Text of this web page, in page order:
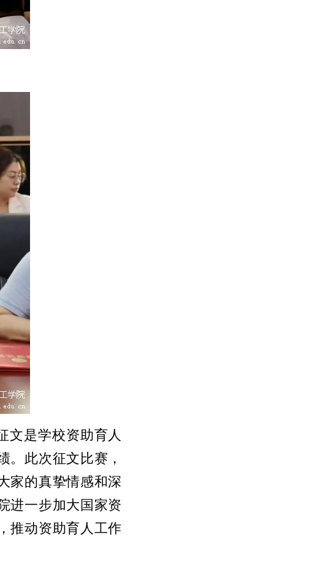
文是学校资助育人
。此次征文比赛，
家的真挚情感和深
进一步加大国家资
推动资助育人工作